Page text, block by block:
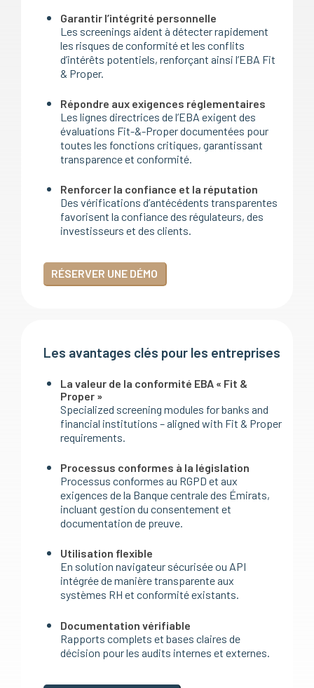
Garantir l’intégrité personnelle
Les screenings aident à détecter rapidement
les risques de conformité et les conflits
d’intérêts potentiels, renforçant ainsi l’EBA Fit
& Proper.
Répondre aux exigences réglementaires
Les lignes directrices de l’EBA exigent des
évaluations Fit-&-Proper documentées pour
toutes les fonctions critiques, garantissant
transparence et conformité.
Renforcer la confiance et la réputation
Des vérifications d’antécédents transparentes
favorisent la confiance des régulateurs, des
investisseurs et des clients.
RÉSERVER UNE DÉMO
Les avantages clés pour les entreprises
La valeur de la conformité EBA « Fit &
Proper »
Specialized screening modules for banks and
financial institutions – aligned with Fit & Proper
requirements.
Processus conformes à la législation
Processus conformes au RGPD et aux
exigences de la Banque centrale des Émirats,
incluant gestion du consentement et
documentation de preuve.
Utilisation flexible
En solution navigateur sécurisée ou API
intégrée de manière transparente aux
systèmes RH et conformité existants.
Documentation vérifiable
Rapports complets et bases claires de
décision pour les audits internes et externes.